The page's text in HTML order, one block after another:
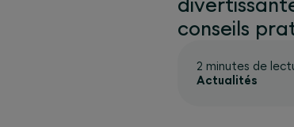
conseils
2 minutes de
Actualités